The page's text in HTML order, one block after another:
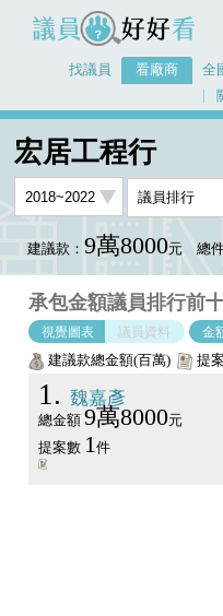
議員好好看
找議員 看廠商 全
首頁
宏居工程行
建議款： 9萬8000元 總
承包金額議員排行前
視覺圖表 議員資料 金
建議款總金額(百萬) 提
1 魏嘉彥
總金額 9萬8000元
提案數 1件